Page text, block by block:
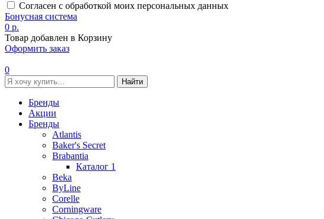
Согласен с обработкой моих персональных данных
Бонусная система
0 р.
Товар добавлен в Корзину
Оформить заказ
0
Найти
Бренды
Акции
Бренды
Atlantis
Baker's Secret
Brabantia
Каталог 1
Beka
ByLine
Corelle
Corningware